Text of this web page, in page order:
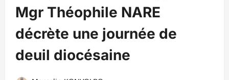
Mgr Théophile NARE
décrète une journée de
deuil diocésaine